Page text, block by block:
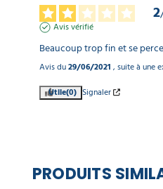
PRODUITS
2
Avis vérifié
Beaucoup trop fin et se
Avis du29/06/2021 , suite à une
Utile(0) Signaler